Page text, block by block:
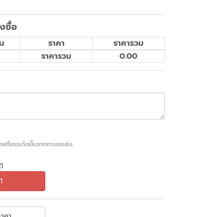
ซื้อ
ราคา
ราคารวม
ราคารวม 0.00
ที่อาจเกิดขึ้นจากทางขนส่ง